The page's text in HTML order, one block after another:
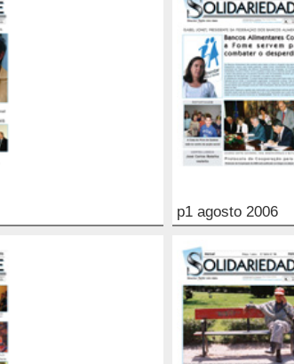
p1 agosto 2006